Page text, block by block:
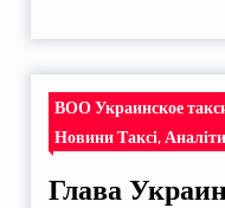
ВОО Украинское
Новини Таксі,
Глава